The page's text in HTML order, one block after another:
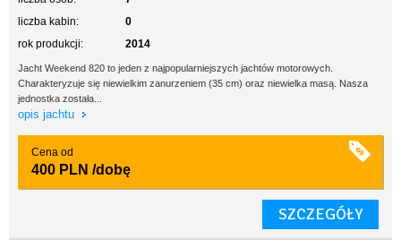
liczba kabin:
0
rok produkcji:
2014
Jacht Weekend 820 to jeden z najpopularniejszych jachtów motorowych.
Charakteryzuje się niewielkim zanurzeniem (35 cm) oraz niewielka masą. Nasza
jednostka została...
opis jachtu
Cena od
400 PLN /dobę
SZCZEGÓŁY